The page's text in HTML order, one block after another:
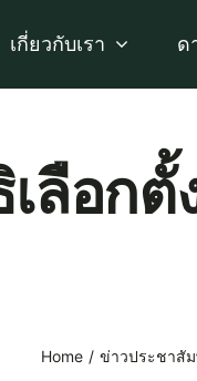
เกี่ยวกับเรา ด
ลือก
Home ข่าวประชาสั